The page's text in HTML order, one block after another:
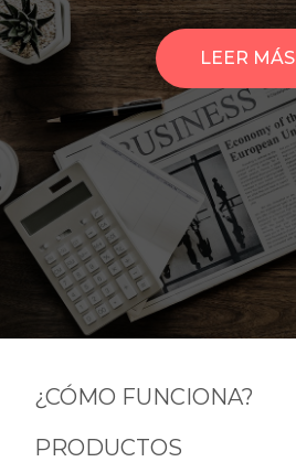
LEER MÁS
¿CÓMO FUNCIONA?
PRODUCTOS